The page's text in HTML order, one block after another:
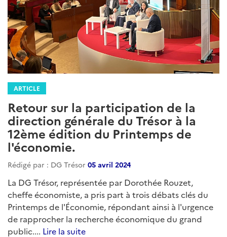
ARTICLE
Retour sur la participation de la
direction générale du Trésor à la
12ème édition du Printemps de
l'économie.
Rédigé par : DG Trésor 05 avril 2024
La DG Trésor, représentée par Dorothée Rouzet,
cheffe économiste, a pris part à trois débats clés du
Printemps de l'Économie, répondant ainsi à l'urgence
de rapprocher la recherche économique du grand
public.... Lire la suite